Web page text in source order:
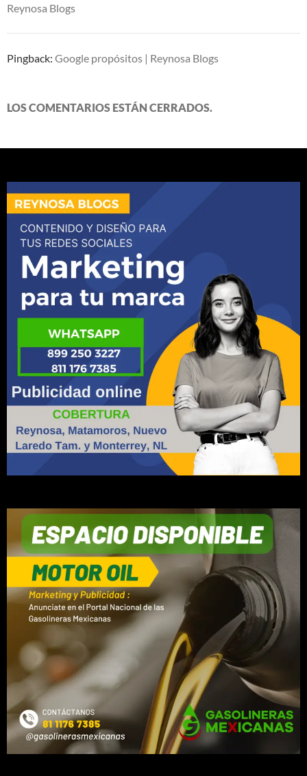
Reynosa Blogs
Pingback: Google propósitos | Reynosa Blogs
LOS COMENTARIOS ESTÁN CERRADOS.